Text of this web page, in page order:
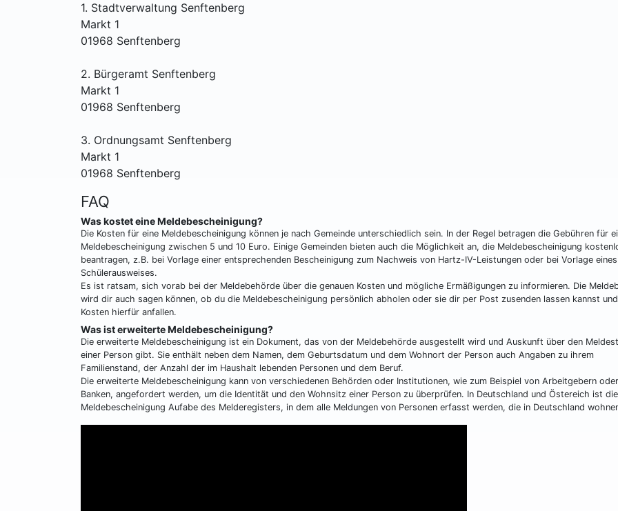
1. Stadtverwaltung Senftenberg
Markt 1
01968 Senftenberg
2. Bürgeramt Senftenberg
Markt 1
01968 Senftenberg
3. Ordnungsamt Senftenberg
Markt 1
01968 Senftenberg
FAQ
Was kostet eine Meldebescheinigung?
Die Kosten für eine Meldebescheinigung können je nach Gemeinde unterschiedlich sein. In der Regel betragen die Gebühren für
Meldebescheinigung zwischen 5 und 10 Euro. Einige Gemeinden bieten auch die Möglichkeit an, die Meldebescheinigung
beantragen, z.B. bei Vorlage einer entsprechenden Bescheinigung zum Nachweis von Hartz-IV-Leistungen oder bei Vorlage eines
Schülerausweises.
Es ist ratsam, sich vorab bei der Meldebehörde über die genauen Kosten und mögliche Ermäßigungen zu informieren. Die
wird dir auch sagen können, ob du die Meldebescheinigung persönlich abholen oder sie dir per Post zusenden lassen kannst
Kosten hierfür anfallen.
Was ist erweiterte Meldebescheinigung?
Die erweiterte Meldebescheinigung ist ein Dokument, das von der Meldebehörde ausgestellt wird und Auskunft über den
einer Person gibt. Sie enthält neben dem Namen, dem Geburtsdatum und dem Wohnort der Person auch Angaben zu ihrem
Familienstand, der Anzahl der im Haushalt lebenden Personen und dem Beruf.
Die erweiterte Meldebescheinigung kann von verschiedenen Behörden oder Institutionen, wie zum Beispiel von Arbeitgebern oder
Banken, angefordert werden, um die Identität und den Wohnsitz einer Person zu überprüfen. In Deutschland und Östereich ist die
Meldebescheinigung Aufabe des Melderegisters, in dem alle Meldungen von Personen erfasst werden, die in Deutschland